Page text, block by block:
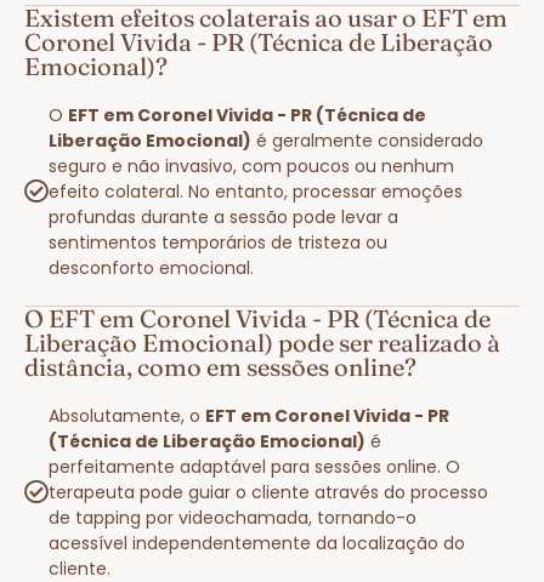
Existem efeitos colaterais ao usar o EFT em
Coronel Vivida - PR (Técnica de Liberação
Emocional)?
O EFT em Coronel Vivida - PR (Técnica de
Liberação Emocional) é geralmente considerado
seguro e não invasivo, com poucos ou nenhum
efeito colateral. No entanto, processar emoções
profundas durante a sessão pode levar a
sentimentos temporários de tristeza ou
desconforto emocional.
O EFT em Coronel Vivida - PR (Técnica de
Liberação Emocional) pode ser realizado à
distância, como em sessões online?
Absolutamente, o EFT em Coronel Vivida - PR
(Técnica de Liberação Emocional) é
perfeitamente adaptável para sessões online. O
terapeuta pode guiar o cliente através do processo
de tapping por videochamada, tornando-o
acessível independentemente da localização do
cliente.